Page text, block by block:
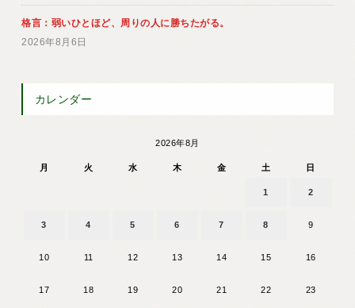
格言：弱いひとほど、周りの人に勝ちたがる。
2026年8月6日
カレンダー
2026年8月
月 火 水 木 金 土 日
1 2
3 4 5 6 7 8 9
10 11 12 13 14 15 16
17 18 19 20 21 22 23